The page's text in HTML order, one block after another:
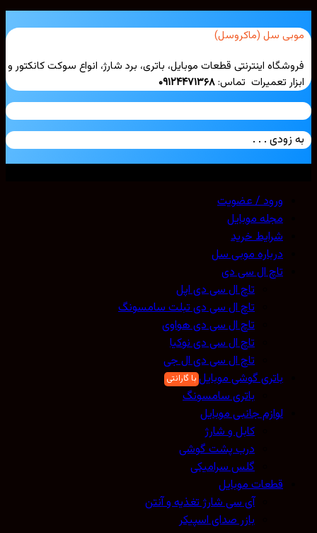
سل (ماکروسل)
اینترنتی قطعات موبایل، باتری، برد شارژ، انواع سوکت کانکتور و
تعمیرات تماس:۰۹۱۲۴۴۷۱۳۶۸
زودی . . .
ورود / عضویت
مجله موبایل
شرایط خرید
درباره موبی سل
تاچ ال سی دی
تاچ ال سی دی اپل
تاچ ال سی دی تبلت سامسونگ
تاچ ال سی دی هواوی
تاچ ال سی دی نوکیا
تاچ ال سی دی ال جی
باتری گوشی موبایل
باتری سامسونگ
لوازم جانبی موبایل
کابل و شارژ
درب پشت گوشی
گلس سرامیکی
قطعات موبایل
آی سی شارژ تغذیه و آنتن
بازر صدای اسپیکر